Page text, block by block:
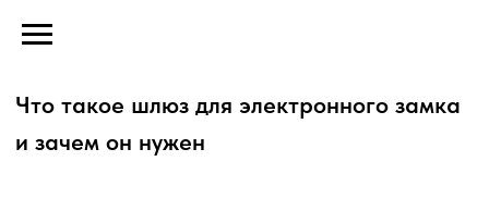
и зачем он нужен